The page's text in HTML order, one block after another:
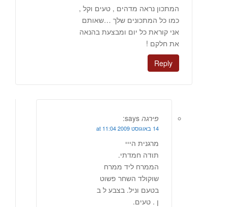
המתכון נראה מדהים , טעים וקל ,
כמו כל המתכונים שלך …שאותם
אני קוראת כל יום ומבצעת בהנאה
את חלקם !
Reply
פירגה says:
14 באוגוסט 2009 at 11:04
מרגנית הייי
תודה חמדתי.
הממרח ליד ממרח
שוקולד השחר פשוט
בטעם וניל. בצבע ל ב
ן . טעים.